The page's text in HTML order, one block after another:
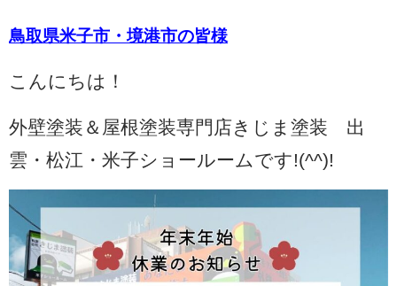
鳥取県米子市・境港市の皆様
こんにちは！
外壁塗装＆屋根塗装専門店きじま塗装 出
雲・松江・米子ショールームです!(^^)!